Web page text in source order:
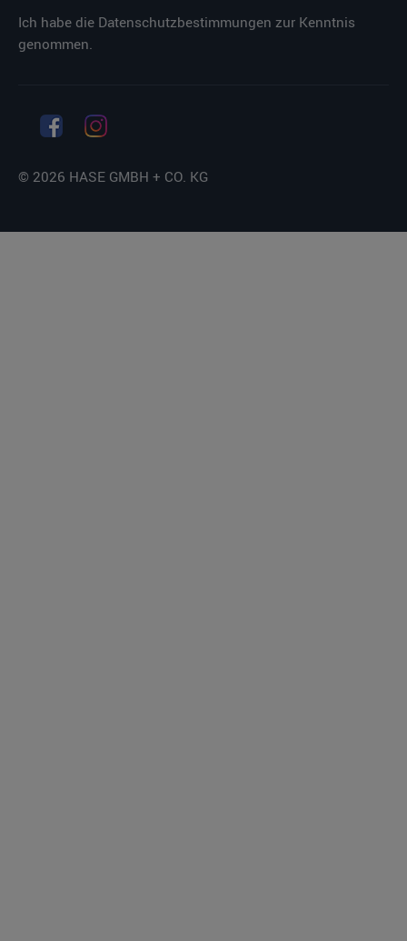
Ich habe die Datenschutzbestimmungen zur Kenntnis
genommen.
© 2026 HASE GMBH + CO. KG